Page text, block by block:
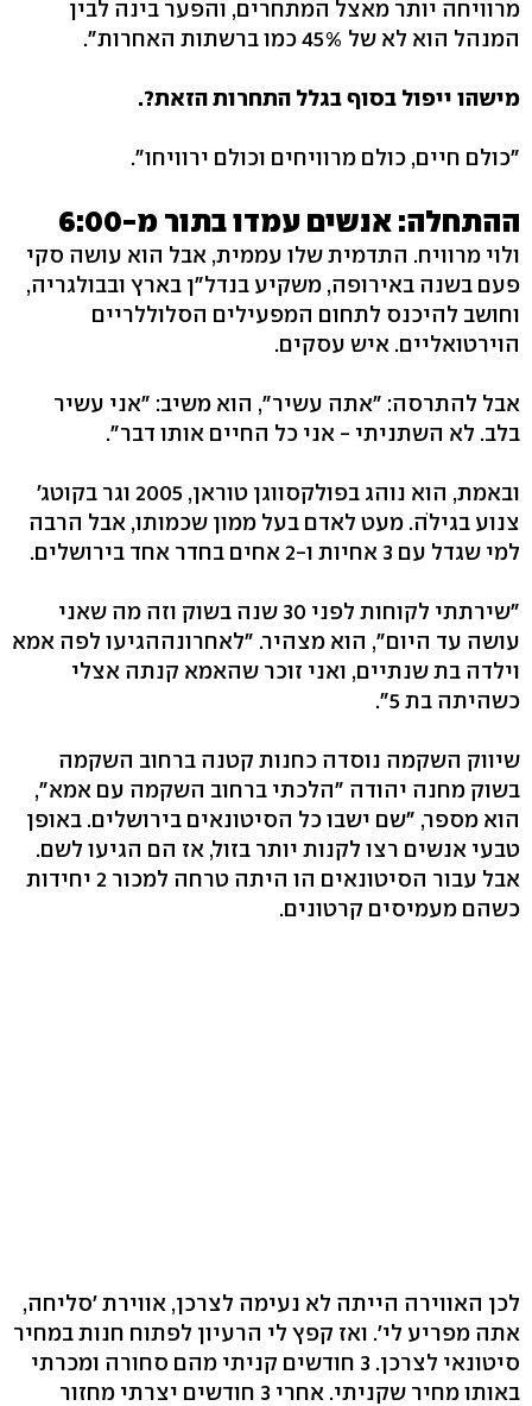
מרוויחה יותר מאצל המתחרים, והפער בינה לבין
המנהל הוא לא של 45% כמו ברשתות האחרות".
מישהו ייפול בסוף בגלל התחרות הזאת?.
"כולם חיים, כולם מרוויחים וכולם ירוויחו".
ההתחלה: אנשים עמדו בתור מ-6:00
ולוי מרוויח. התדמית שלו עממית, אבל הוא עושה סקי
פעם בשנה באירופה, משקיע בנדל"ן בארץ ובבולגריה,
וחושב להיכנס לתחום המפעילים הסלוללריים
הוירטואליים. איש עסקים.
אבל להתרסה: "אתה עשיר", הוא משיב: "אני עשיר
בלב. לא השתניתי - אני כל החיים אותו דבר".
ובאמת, הוא נוהג בפולקסווגן טוראן, 2005 וגר בקוטג'
צנוע בגילֹה. מעט לאדם בעל ממון שכמותו, אבל הרבה
למי שגדל עם 3 אחיות ו-2 אחים בחדר אחד בירושלים.
"שירתתי לקוחות לפני 30 שנה בשוק וזה מה שאני
עושה עד היום", הוא מצהיר. "לאחרונההגיעו לפה אמא
וילדה בת שנתיים, ואני זוכר שהאמא קנתה אצלי
כשהיתה בת 5".
שיווק השקמה נוסדה כחנות קטנה ברחוב השקמה
בשוק מחנה יהודה "הלכתי ברחוב השקמה עם אמא",
הוא מספר, "שם ישבו כל הסיטונאים בירושלים. באופן
טבעי אנשים רצו לקנות יותר בזול, אז הם הגיעו לשם.
אבל עבור הסיטונאים הו היתה טרחה למכור 2 יחידות
כשהם מעמיסים קרטונים.
לכן האווירה הייתה לא נעימה לצרכן, אווירת 'סליחה,
אתה מפריע לי'. ואז קפץ לי הרעיון לפתוח חנות במחיר
סיטונאי לצרכן. 3 חודשים קניתי מהם סחורה ומכרתי
באותו מחיר שקניתי. אחרי 3 חודשים יצרתי מחזור